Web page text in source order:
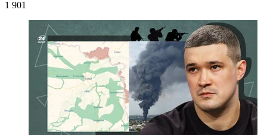
1 901